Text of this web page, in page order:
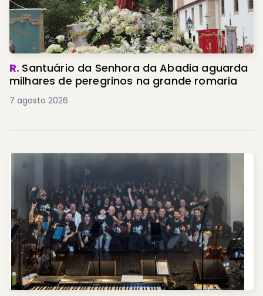
R. Santuário da Senhora da Abadia aguarda
milhares de peregrinos na grande romaria
7 agosto 2026